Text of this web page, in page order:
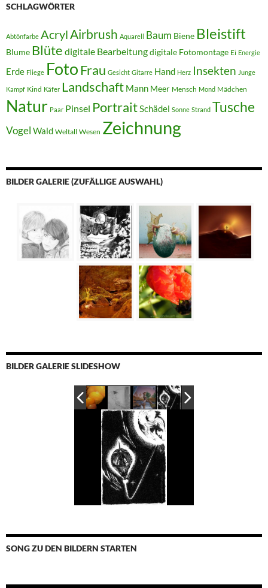
SCHLAGWÖRTER
Abtönfarbe Acryl Airbrush Aquarell Baum Biene Bleistift
Blume Blüte digitale Bearbeitungdigitale Fotomontage Ei Energie
Erde Fliege Foto Frau Gesicht Gitarre Hand Herz Insekten Junge
Kampf Kind Käfer Landschaft Mann Meer Mensch Mond Mädchen
Natur Paar Pinsel Portrait Schädel Sonne Strand Tusche
Vogel Wald Weltall Wesen Zeichnung
BILDER GALERIE (ZUFÄLLIGE AUSWAHL)
BILDER GALERIE SLIDESHOW
SONG ZU DEN BILDERN STARTEN